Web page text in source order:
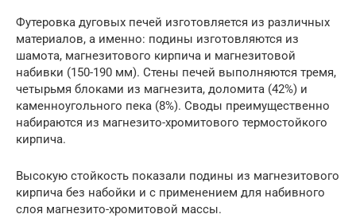
Футеровка дуговых печей изготовляется из различных
материалов, а именно: подины изготовляются из
шамота, магнезитового кирпича и магнезитовой
набивки (150-190 мм). Стены печей выполняются тремя,
четырьмя блоками из магнезита, доломита (42%) и
каменноугольного пека (8%). Своды преимущественно
набираются из магнезито-хромитового термостойкого
кирпича.
Высокую стойкость показали подины из магнезитового
кирпича без набойки и с применением для набивного
слоя магнезито-хромитовой массы.